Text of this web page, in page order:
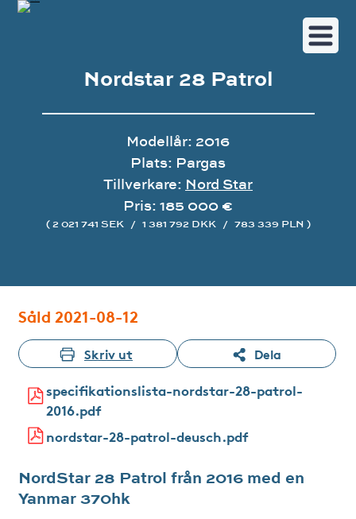
Nordstar 28 Patrol
Modellår: 2016
Plats: Pargas
Tillverkare: Nord Star
Pris: 185 000 €
( 2 021 741 SEK / 1 381 792 DKK / 783 339 PLN )
Såld 2021-08-12
Skriv ut Dela
specifikationslista-nordstar-28-patrol-
2016.pdf
nordstar-28-patrol-deusch.pdf
NordStar 28 Patrol från 2016 med en
Yanmar 370hk